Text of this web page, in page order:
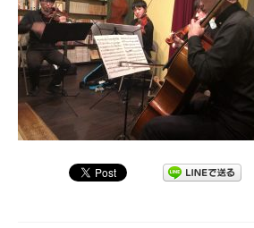
演奏会の歴史
出張演奏
九大フィル特集ページ
団員専用ページ